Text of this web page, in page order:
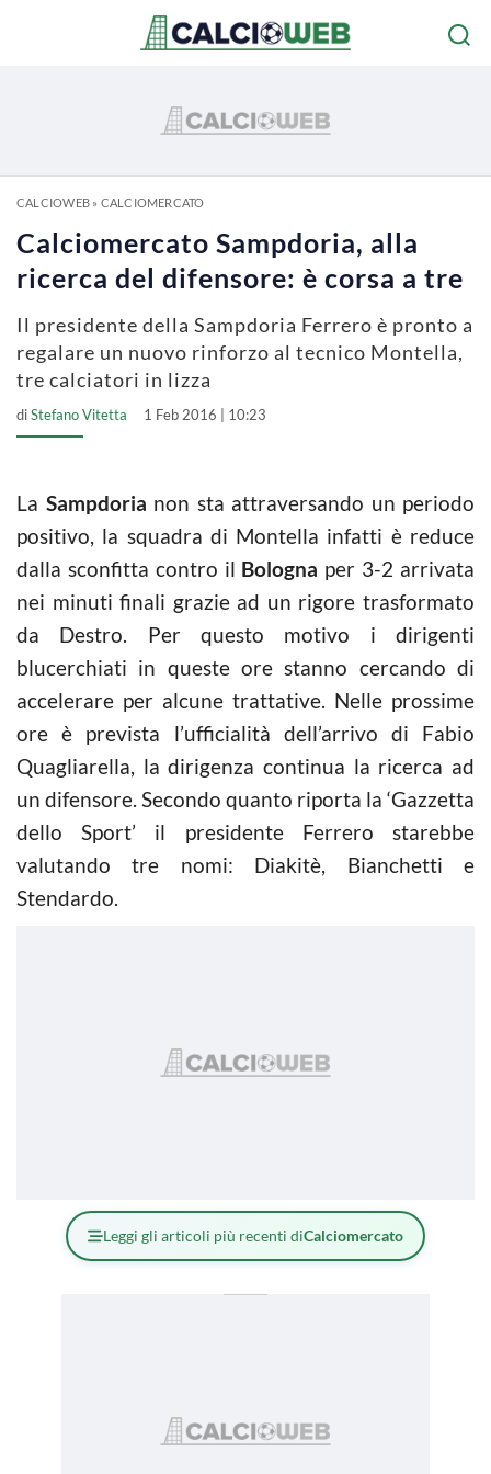
CALCIOWEB» CALCIOMERCATO
Calciomercato Sampdoria, alla
ricerca del difensore: è corsa a tre
Il presidente della Sampdoria Ferrero è pronto a
regalare un nuovo rinforzo al tecnico Montella,
tre calciatori in lizza
diStefano Vitetta 1 Feb 2016 | 10:23
La Sampdoria non sta attraversando un periodo
positivo, la squadra di Montella infatti è reduce
dalla sconfitta contro il Bologna per 3-2 arrivata
nei minuti finali grazie ad un rigore trasformato
da Destro. Per questo motivo i dirigenti
blucerchiati in queste ore stanno cercando di
accelerare per alcune trattative. Nelle prossime
ore è prevista l’ufficialità dell’arrivo di Fabio
Quagliarella, la dirigenza continua la ricerca ad
un difensore. Secondo quanto riporta la ‘Gazzetta
dello Sport’ il presidente Ferrero starebbe
valutando tre nomi: Diakitè, Bianchetti e
Stendardo.
Leggi gli articoli più recenti diCalciomercato